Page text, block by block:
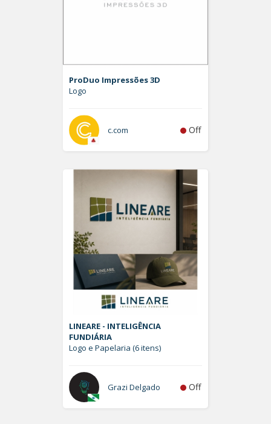
ProDuo Impressões 3D
Logo
c.com Off
LINEARE - INTELIGÊNCIA
FUNDIÁRIA
Logo e Papelaria (6 itens)
Grazi Delgado Off